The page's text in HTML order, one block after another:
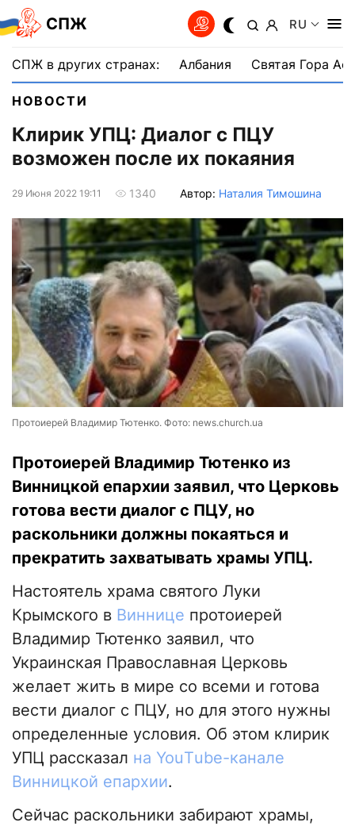
СПЖ RU
СПЖ в других странах: Албания Святая Гора
НОВОСТИ
Клирик УПЦ: Диалог с ПЦУ
возможен после их покаяния
29 Июня 2022 19:11 1340 Автор: Наталия Тимошина
Протоиерей Владимир Тютенко. Фото: news.church.ua
Протоиерей Владимир Тютенко из
Винницкой епархии заявил, что Церковь
готова вести диалог с ПЦУ, но
раскольники должны покаяться и
прекратить захватывать храмы УПЦ.
Настоятель храма святого Луки
Крымского в Виннице протоиерей
Владимир Тютенко заявил, что
Украинская Православная Церковь
желает жить в мире со всеми и готова
вести диалог с ПЦУ, но для этого нужны
определенные условия. Об этом клирик
УПЦ рассказал на YouТube-канале
Винницкой епархии.
Сейчас раскольники забирают храмы,